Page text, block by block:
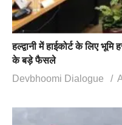
हल्द्वानी में हाईकोर्ट के लिए
के बड़े फैसले
Devbhoomi Dialogue